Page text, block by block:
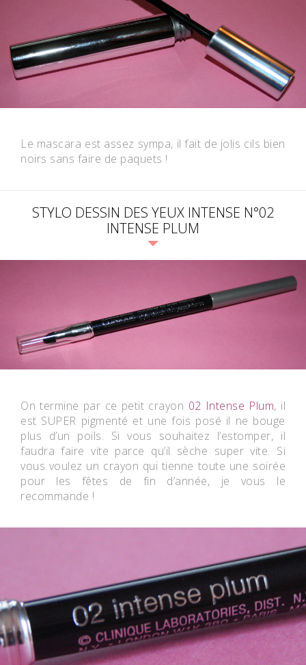
Le mascara est assez sympa, il fait de jolis cils bien
noirs sans faire de paquets !
STYLO DESSIN DES YEUX INTENSE N°02
INTENSE PLUM
On termine par ce petit crayon 02 Intense Plum, il
est SUPER pigmenté et une fois posé il ne bouge
plus d’un poils. Si vous souhaitez l’estomper, il
faudra faire vite parce qu’il sèche super vite. Si
vous voulez un crayon qui tienne toute une soirée
pour les fêtes de fin d’année, je vous le
recommande !